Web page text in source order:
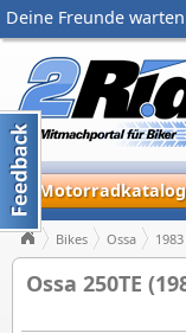
Deine Freunde
Motorradkatalog
Bikes Ossa 1983
Ossa 250TE